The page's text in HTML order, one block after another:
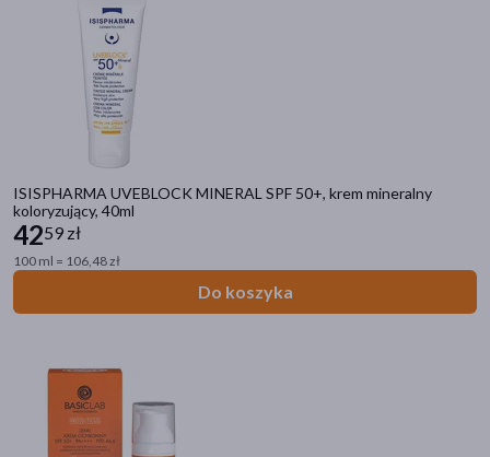
ISISPHARMA UVEBLOCK MINERAL SPF 50+, krem mineralny
koloryzujący, 40ml
4259 zł
100 ml = 106,48 zł
Do koszyka